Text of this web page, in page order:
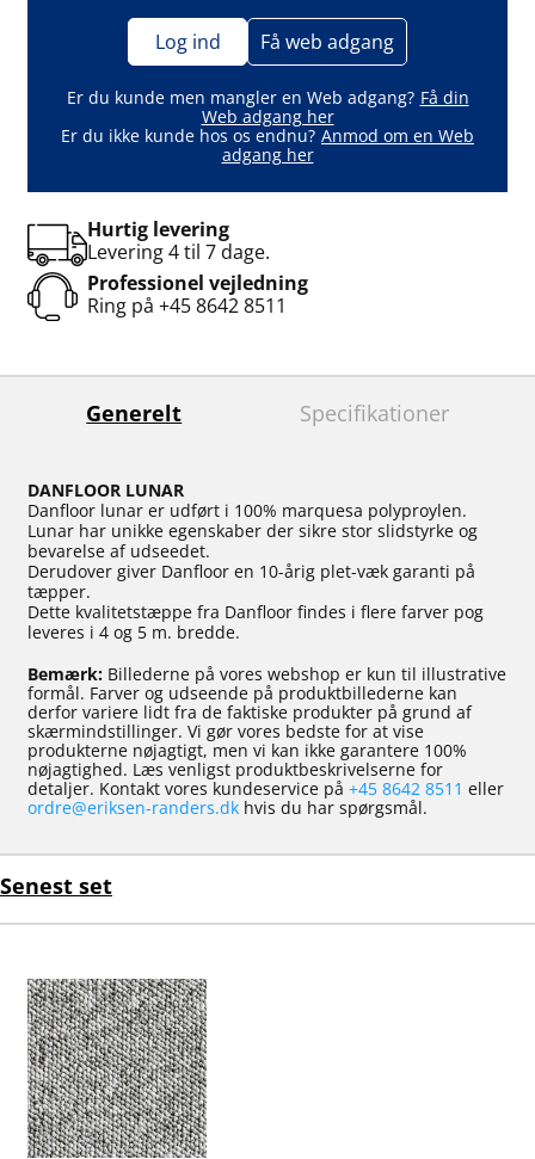
Log ind Få web adgang
Er du kunde men mangler en Web adgang? Få din
Web adgang her
Er du ikke kunde hos os endnu? Anmod om en Web
adgang her
Hurtig levering
Levering 4 til 7 dage.
Professionel vejledning
Ring på +45 8642 8511
Generelt Specifikationer
DANFLOOR LUNAR
Danfloor lunar er udført i 100% marquesa polyproylen.
Lunar har unikke egenskaber der sikre stor slidstyrke og
bevarelse af udseedet.
Derudover giver Danfloor en 10-årig plet-væk garanti på
tæpper.
Dette kvalitetstæppe fra Danfloor findes i flere farver pog
leveres i 4 og 5 m. bredde.
Bemærk: Billederne på vores webshop er kun til illustrative
formål. Farver og udseende på produktbillederne kan
derfor variere lidt fra de faktiske produkter på grund af
skærmindstillinger. Vi gør vores bedste for at vise
produkterne nøjagtigt, men vi kan ikke garantere 100%
nøjagtighed. Læs venligst produktbeskrivelserne for
detaljer. Kontakt vores kundeservice på +45 8642 8511 eller
ordre@eriksen-randers.dk hvis du har spørgsmål.
Senest set